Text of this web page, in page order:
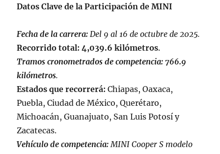
Datos Clave de la Participación de MINI
Fecha de la carrera: Del 9 al 16 de octubre de 2025.
Recorrido total: 4,039.6 kilómetros.
Tramos cronometrados de competencia: 766.9
kilómetros.
Estados que recorrerá: Chiapas, Oaxaca,
Puebla, Ciudad de México, Querétaro,
Michoacán, Guanajuato, San Luis Potosí y
Zacatecas.
Vehículo de competencia: MINI Cooper S modelo